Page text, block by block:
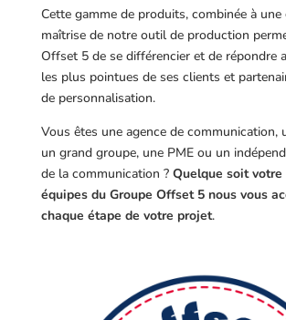
Cette gamme de produits, combinée à une
maîtrise de notre outil de production
Offset 5 de se différencier et de répondre
les plus pointues de ses clients et
de personnalisation.
Vous êtes une agence de communication,
un grand groupe, une PME ou un
de la communication ? Quelque soit
équipes du Groupe Offset 5 nous vous
chaque étape de votre projet.